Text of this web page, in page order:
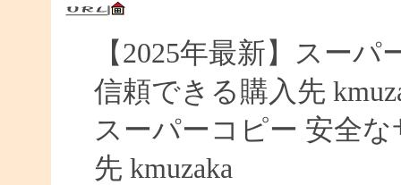
【2025年最新】スー
信頼できる購入先
スーパーコピー 安全
先 kmuzaka